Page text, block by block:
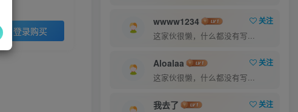
登录购买
登录购买
wwww1234
关注
这家伙很懒，什么都没有写...
Aloalaa
关注
这家伙很懒，什么都没有写...
我去了
关注